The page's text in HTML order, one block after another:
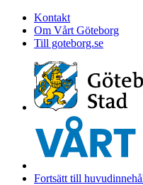
Kontakt
Om Vårt Göteborg
Till goteborg.se
Fortsätt till